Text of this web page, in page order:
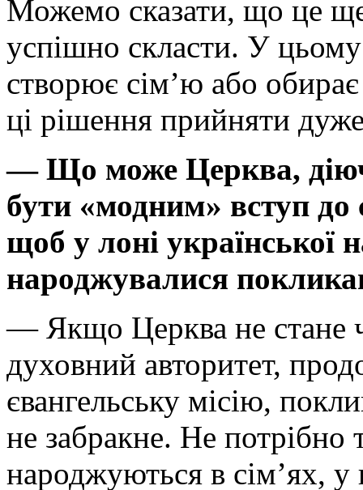
Можемо сказати, що це
успішно скласти. У
створює сім’ю або
ці рішення прийняти
— Що може Церква,
бути «модним» вступ до
щоб у лоні української
народжувалися
— Якщо Церква не стане
духовний авторитет,
євангельську місію,
не забракне. Не
народжуються в сім’ях,